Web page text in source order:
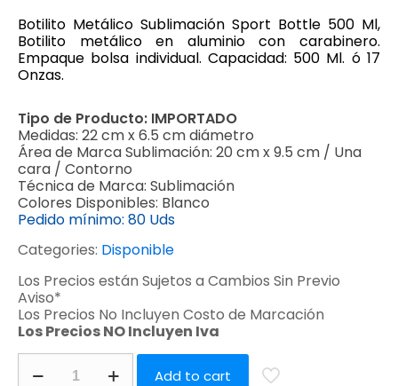
Botilito Metálico Sublimación Sport Bottle 500 Ml,
Botilito metálico en aluminio con carabinero.
Empaque bolsa individual. Capacidad: 500 Ml. ó 17
Onzas.
Tipo de Producto: IMPORTADO
Medidas: 22 cm x 6.5 cm diámetro
Área de Marca Sublimación: 20 cm x 9.5 cm / Una
cara / Contorno
Técnica de Marca: Sublimación
Colores Disponibles: Blanco
Pedido mínimo: 80 Uds
Categories: Disponible
Los Precios están Sujetos a Cambios Sin Previo
Aviso*
Los Precios No Incluyen Costo de Marcación
Los Precios NO Incluyen Iva
Add to cart